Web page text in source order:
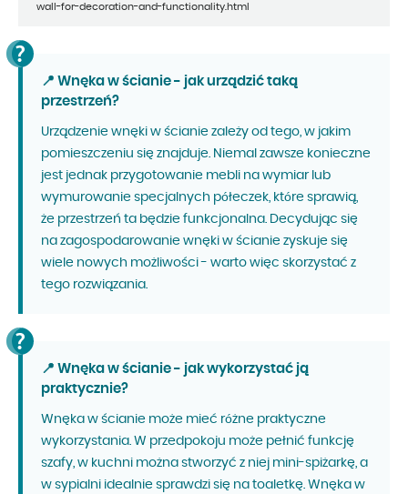
wall-for-decoration-and-functionality.html
📍 Wnęka w ścianie - jak urządzić taką
przestrzeń?
Urządzenie wnęki w ścianie zależy od tego, w jakim
pomieszczeniu się znajduje. Niemal zawsze konieczne
jest jednak przygotowanie mebli na wymiar lub
wymurowanie specjalnych półeczek, które sprawią,
że przestrzeń ta będzie funkcjonalna. Decydując się
na zagospodarowanie wnęki w ścianie zyskuje się
wiele nowych możliwości - warto więc skorzystać z
tego rozwiązania.
📍 Wnęka w ścianie - jak wykorzystać ją
praktycznie?
Wnęka w ścianie może mieć różne praktyczne
wykorzystania. W przedpokoju może pełnić funkcję
szafy, w kuchni można stworzyć z niej mini-spiżarkę, a
w sypialni idealnie sprawdzi się na toaletkę. Wnęka w